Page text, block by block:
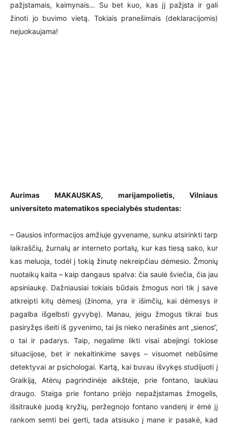
pažįstamais, kaimynais… Su bet kuo, kas jį pažįsta ir gali
žinoti jo buvimo vietą. Tokiais pranešimais (deklaracijomis)
nejuokaujama!
Aurimas MAKAUSKAS, marijampolietis, Vilniaus
universiteto matematikos specialybės studentas:
– Gausios informacijos amžiuje gyvename, sunku atsirinkti tarp
laikraščių, žurnalų ar interneto portalų, kur kas tiesą sako, kur
kas meluoja, todėl į tokią žinutę nekreipčiau dėmesio. Žmonių
nuotaikų kaita – kaip dangaus spalva: čia saulė šviečia, čia jau
apsiniaukę. Dažniausiai tokiais būdais žmogus nori tik į save
atkreipti kitų dėmesį (žinoma, yra ir išimčių, kai dėmesys ir
pagalba išgelbsti gyvybę). Manau, jeigu žmogus tikrai bus
pasiryžęs išeiti iš gyvenimo, tai jis nieko nerašinės ant „sienos“,
o tai ir padarys. Taip, negalime likti visai abejingi tokiose
situacijose, bet ir nekaltinkime savęs – visuomet nebūsime
detektyvai ar psichologai. Kartą, kai buvau išvykęs studijuoti į
Graikiją, Atėnų pagrindinėje aikštėje, prie fontano, laukiau
draugo. Staiga prie fontano priėjo nepažįstamas žmogelis,
išsitraukė juodą kryžių, peržegnojo fontano vandenį ir ėmė jį
rankom semti bei gerti, tada atsisuko į mane ir pasakė, kad